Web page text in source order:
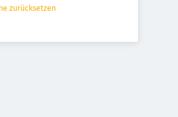
zurücksetzen